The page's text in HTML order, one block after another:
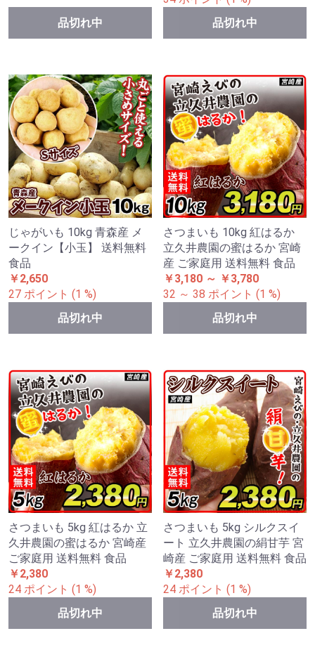
品切れ中
品切れ中
じゃがいも 10kg 青森産 メ
ークイン【小玉】 送料無料
食品
￥2,650
27 ポイント (1 %)
品切れ中
さつまいも 10kg 紅はるか
立久井農園の蜜はるか 宮崎
産 ご家庭用 送料無料 食品
￥3,180 ～ ￥3,780
32 ～ 38 ポイント (1 %)
品切れ中
さつまいも 5kg 紅はるか 立
久井農園の蜜はるか 宮崎産
ご家庭用 送料無料 食品
￥2,380
24 ポイント (1 %)
品切れ中
さつまいも 5kg シルクスイ
ート 立久井農園の絹甘芋 宮
崎産 ご家庭用 送料無料 食品
￥2,380
24 ポイント (1 %)
品切れ中